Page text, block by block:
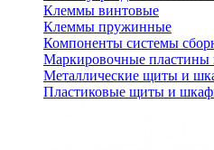
Клеммы винтовые
Клеммы пружинные
Компоненты системы
Маркировочные пластины
Металлические щиты и
Пластиковые щиты и